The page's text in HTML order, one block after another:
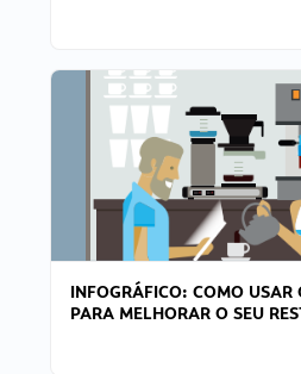
INFOGRÁFICO: COMO USAR
PARA MELHORAR O SEU